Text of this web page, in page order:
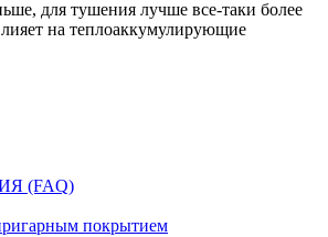
для тушения лучше все-таки более
на теплоаккумулирующие
(FAQ)
покрытием